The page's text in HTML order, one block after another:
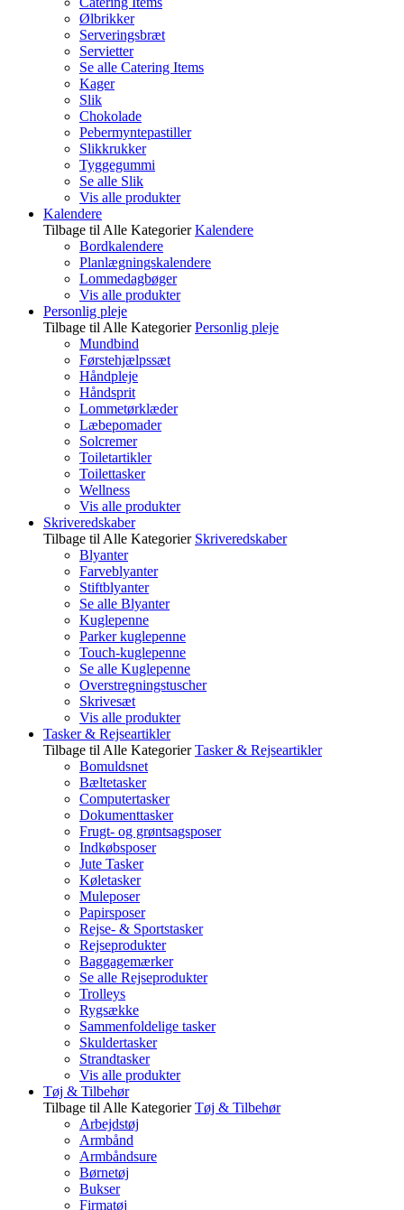
Ølbrikker
Serveringsbræt
Servietter
Se alle Catering Items
Kager
Slik
Chokolade
Pebermyntepastiller
Slikkrukker
Tyggegummi
Se alle Slik
Vis alle produkter
Kalendere
Tilbage til Alle Kategorier Kalendere
Bordkalendere
Planlægningskalendere
Lommedagbøger
Vis alle produkter
Personlig pleje
Tilbage til Alle Kategorier Personlig pleje
Mundbind
Førstehjælpssæt
Håndpleje
Håndsprit
Lommetørklæder
Læbepomader
Solcremer
Toiletartikler
Toilettasker
Wellness
Vis alle produkter
Skriveredskaber
Tilbage til Alle Kategorier Skriveredskaber
Blyanter
Farveblyanter
Stiftblyanter
Se alle Blyanter
Kuglepenne
Parker kuglepenne
Touch-kuglepenne
Se alle Kuglepenne
Overstregningstuscher
Skrivesæt
Vis alle produkter
Tasker & Rejseartikler
Tilbage til Alle Kategorier Tasker & Rejseartikler
Bomuldsnet
Bæltetasker
Computertasker
Dokumenttasker
Frugt- og grøntsagsposer
Indkøbsposer
Jute Tasker
Køletasker
Muleposer
Papirsposer
Rejse- & Sportstasker
Rejseprodukter
Baggagemærker
Se alle Rejseprodukter
Trolleys
Rygsække
Sammenfoldelige tasker
Skuldertasker
Strandtasker
Vis alle produkter
Tøj & Tilbehør
Tilbage til Alle Kategorier Tøj & Tilbehør
Arbejdstøj
Armbånd
Armbåndsure
Børnetøj
Bukser
Firmatøj